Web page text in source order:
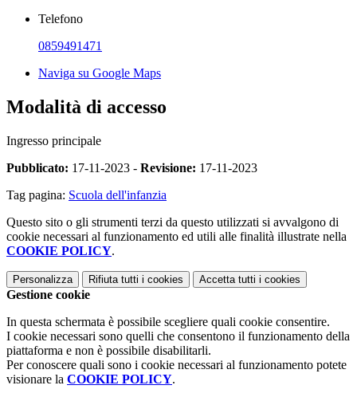
Telefono
0859491471
Naviga su Google Maps
Modalità di accesso
Ingresso principale
Pubblicato: 17-11-2023 - Revisione: 17-11-2023
Tag pagina: Scuola dell'infanzia
Questo sito o gli strumenti terzi da questo utilizzati si avvalgono di
cookie necessari al funzionamento ed utili alle finalità illustrate nella
COOKIE POLICY.
Personalizza Rifiuta tutti i cookies Accetta tutti i cookies
Gestione cookie
In questa schermata è possibile scegliere quali cookie consentire.
I cookie necessari sono quelli che consentono il funzionamento della
piattaforma e non è possibile disabilitarli.
Per conoscere quali sono i cookie necessari al funzionamento potete
visionare la COOKIE POLICY.